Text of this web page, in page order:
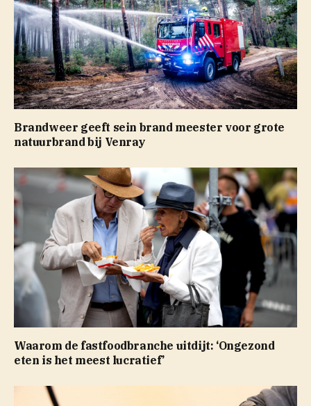
Brandweer geeft sein brand meester voor grote
natuurbrand bij Venray
Waarom de fastfoodbranche uitdijt: ‘Ongezond
eten is het meest lucratief’